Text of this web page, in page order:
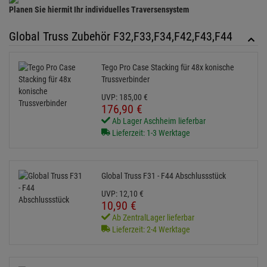
Planen Sie hiermit Ihr individuelles Traversensystem
Global Truss Zubehör F32,F33,F34,F42,F43,F44
Tego Pro Case Stacking für 48x konische
Trussverbinder
UVP: 185,00 €
176,90 €
Ab Lager Aschheim lieferbar
Lieferzeit: 1-3 Werktage
Global Truss F31 - F44 Abschlussstück
UVP: 12,10 €
10,90 €
Ab ZentralLager lieferbar
Lieferzeit: 2-4 Werktage